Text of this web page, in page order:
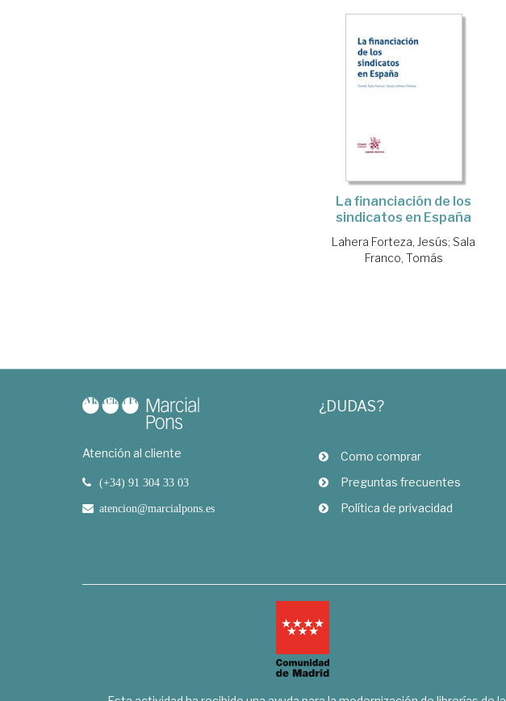
La financiación de los
sindicatos en España
Lahera Forteza, Jesús; Sala
Franco, Tomás
Atención al cliente
(+34) 91 304 33 03
atencion@marcialpons.es
¿DUDAS?
Como comprar
Preguntas frecuentes
Política de privacidad